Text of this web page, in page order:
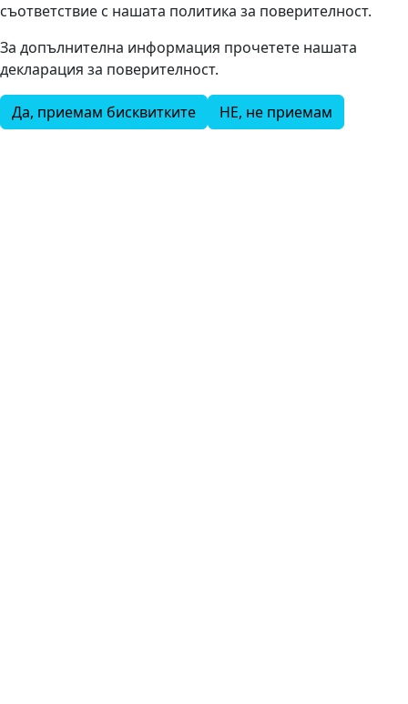
съответствие с нашата политика за поверителност.
За допълнителна информация прочетете нашата
декларация за поверителност.
Да, приемам бисквитките НЕ, не приемам